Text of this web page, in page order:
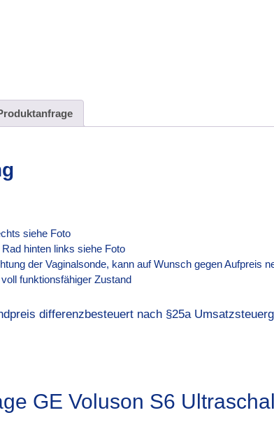
siehe Foto
hinten links siehe Foto
der Vaginalsonde, kann auf Wunsch gegen Aufpreis
funktionsfähiger Zustand
differenzbesteuert nach §25a
GE Voluson S6